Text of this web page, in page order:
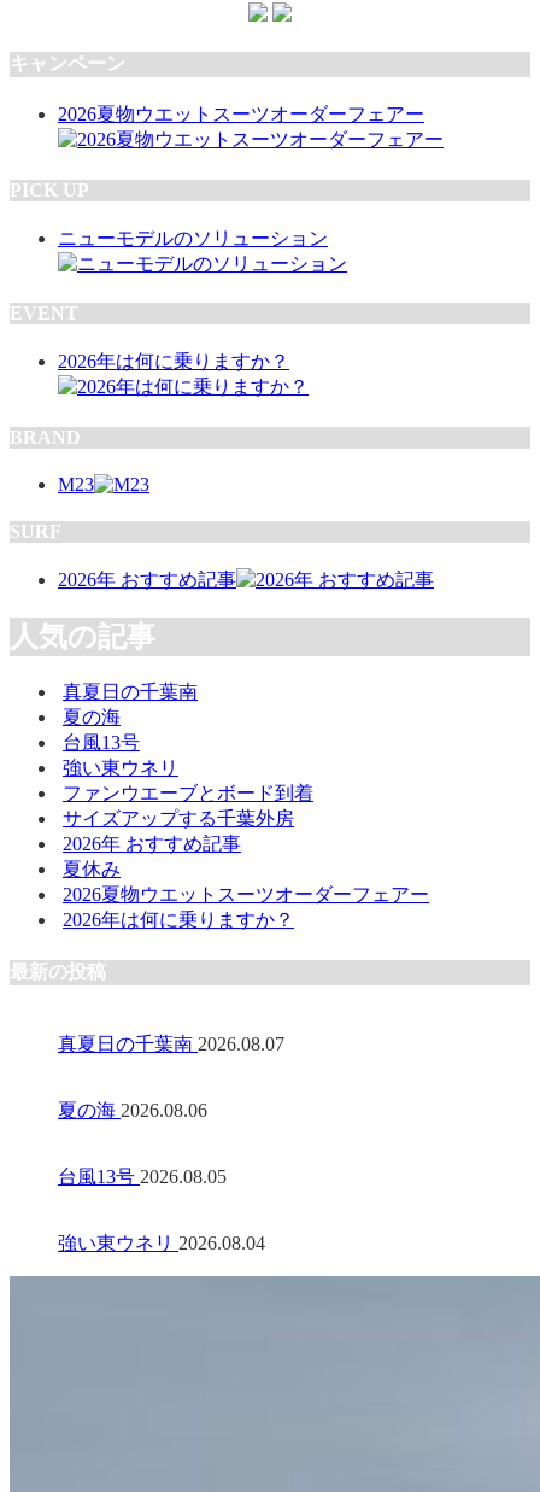
キャンペーン
2026夏物ウエットスーツオーダーフェアー
PICK UP
ニューモデルのソリューション
EVENT
2026年は何に乗りますか？
BRAND
M23
SURF
2026年 おすすめ記事
人気の記事
真夏日の千葉南
夏の海
台風13号
強い東ウネリ
ファンウエーブとボード到着
サイズアップする千葉外房
2026年 おすすめ記事
夏休み
2026夏物ウエットスーツオーダーフェアー
2026年は何に乗りますか？
最新の投稿
真夏日の千葉南 2026.08.07
夏の海 2026.08.06
台風13号 2026.08.05
強い東ウネリ 2026.08.04